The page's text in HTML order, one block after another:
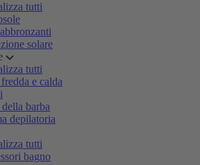
tutti
solare
tutti
e calda
barba
depilatoria
tutti
bagno